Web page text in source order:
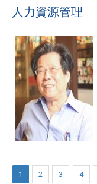
人力資源管理
1 2 3 4